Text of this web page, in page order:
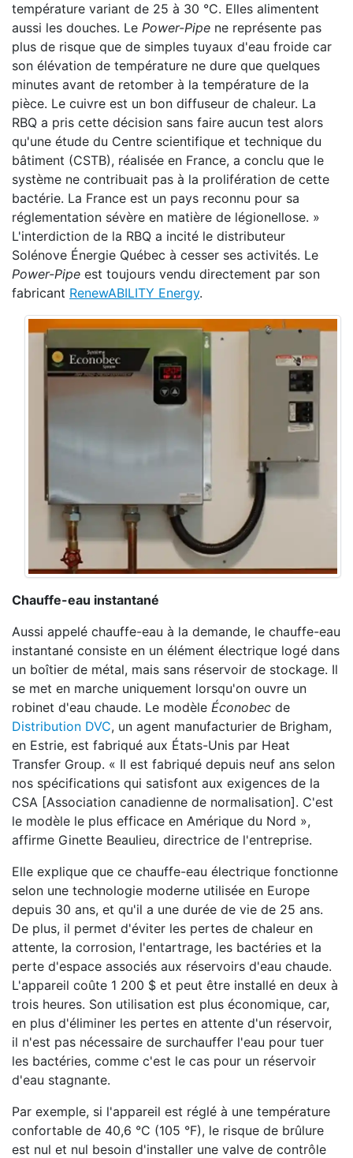
température variant de 25 à 30 °C. Elles alimentent
aussi les douches. Le Power-Pipe ne représente pas
plus de risque que de simples tuyaux d'eau froide car
son élévation de température ne dure que quelques
minutes avant de retomber à la température de la
pièce. Le cuivre est un bon diffuseur de chaleur. La
RBQ a pris cette décision sans faire aucun test alors
qu'une étude du Centre scientifique et technique du
bâtiment (CSTB), réalisée en France, a conclu que le
système ne contribuait pas à la prolifération de cette
bactérie. La France est un pays reconnu pour sa
réglementation sévère en matière de légionellose. »
L'interdiction de la RBQ a incité le distributeur
Solénove Énergie Québec à cesser ses activités. Le
Power-Pipe est toujours vendu directement par son
fabricant RenewABILITY Energy.
Chauffe-eau instantané
Aussi appelé chauffe-eau à la demande, le chauffe-eau
instantané consiste en un élément électrique logé dans
un boîtier de métal, mais sans réservoir de stockage. Il
se met en marche uniquement lorsqu'on ouvre un
robinet d'eau chaude. Le modèle Éconobec de
Distribution DVC, un agent manufacturier de Brigham,
en Estrie, est fabriqué aux États-Unis par Heat
Transfer Group. « Il est fabriqué depuis neuf ans selon
nos spécifications qui satisfont aux exigences de la
CSA [Association canadienne de normalisation]. C'est
le modèle le plus efficace en Amérique du Nord »,
affirme Ginette Beaulieu, directrice de l'entreprise.
Elle explique que ce chauffe-eau électrique fonctionne
selon une technologie moderne utilisée en Europe
depuis 30 ans, et qu'il a une durée de vie de 25 ans.
De plus, il permet d'éviter les pertes de chaleur en
attente, la corrosion, l'entartrage, les bactéries et la
perte d'espace associés aux réservoirs d'eau chaude.
L'appareil coûte 1 200 $ et peut être installé en deux à
trois heures. Son utilisation est plus économique, car,
en plus d'éliminer les pertes en attente d'un réservoir,
il n'est pas nécessaire de surchauffer l'eau pour tuer
les bactéries, comme c'est le cas pour un réservoir
d'eau stagnante.
Par exemple, si l'appareil est réglé à une température
confortable de 40,6 °C (105 °F), le risque de brûlure
est nul et nul besoin d'installer une valve de contrôle